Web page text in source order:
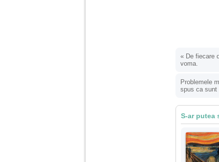
« De fiecare
voma.
Problemele
spus ca sunt
S-ar putea